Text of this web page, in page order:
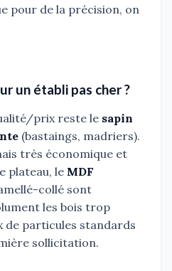
pour de la précision, on
un établi pas cher ?
prix reste le sapin
(bastaings, madriers).
très économique et
plateau, le MDF
collé sont
les bois trop
de particules standards
sollicitation.